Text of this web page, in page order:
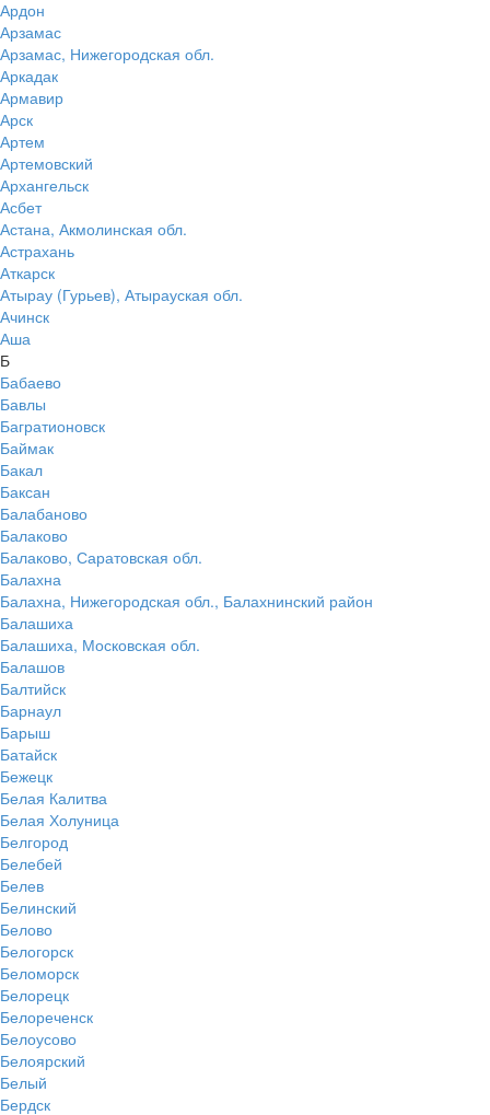
Ардон
Арзамас
Арзамас, Нижегородская обл.
Аркадак
Армавир
Арск
Артем
Артемовский
Архангельск
Асбет
Астана, Акмолинская обл.
Астрахань
Аткарск
Атырау (Гурьев), Атырауская обл.
Ачинск
Аша
Б
Бабаево
Бавлы
Багратионовск
Баймак
Бакал
Баксан
Балабаново
Балаково
Балаково, Саратовская обл.
Балахна
Балахна, Нижегородская обл., Балахнинский район
Балашиха
Балашиха, Московская обл.
Балашов
Балтийск
Барнаул
Барыш
Батайск
Бежецк
Белая Калитва
Белая Холуница
Белгород
Белебей
Белев
Белинский
Белово
Белогорск
Беломорск
Белорецк
Белореченск
Белоусово
Белоярский
Белый
Бердск